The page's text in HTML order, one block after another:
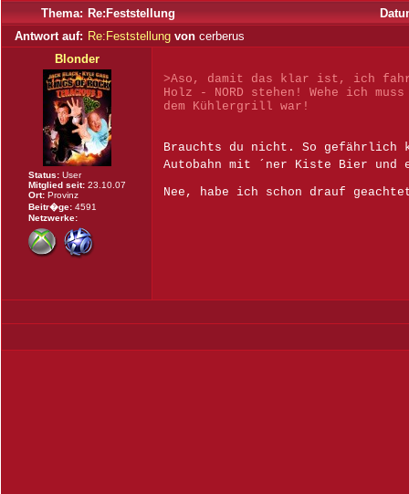
Thema: Re:Feststellung
Antwort auf: Re:Feststellung von cerberus
Blonder
Status: User
Mitglied seit: 23.10.07
Ort: Provinz
Beitr�ge: 4591
Netzwerke:
>Aso, damit das klar ist, ich fahre
Holz - NORD stehen! Wehe ich
dem Kühlergrill war!
Brauchts du nicht. So gefährlich
Autobahn mit ´ner Kiste Bier und
Nee, habe ich schon drauf